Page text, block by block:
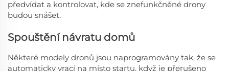
předvídat a kontrolovat, kde se znefunkčněné drony
budou snášet.
Spouštění návratu domů
Některé modely dronů jsou naprogramovány tak, že se
automaticky vrací na místo startu, když je přerušeno